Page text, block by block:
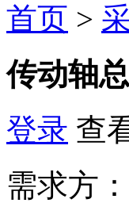
首页 >
传动轴
登录 查
需求方：